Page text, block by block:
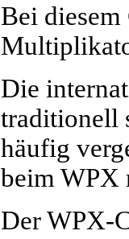
Bei
Die
traditionell
häufig
beim WPX
Der WPX-